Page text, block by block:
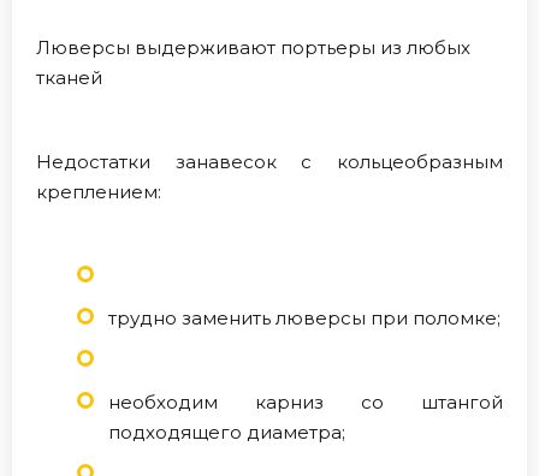
Люверсы выдерживают портьеры из любых
тканей
Недостатки занавесок с кольцеобразным
креплением:
трудно заменить люверсы при поломке;
необходим карниз со штангой
подходящего диаметра;